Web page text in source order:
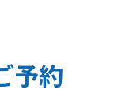
なることがあ
予約